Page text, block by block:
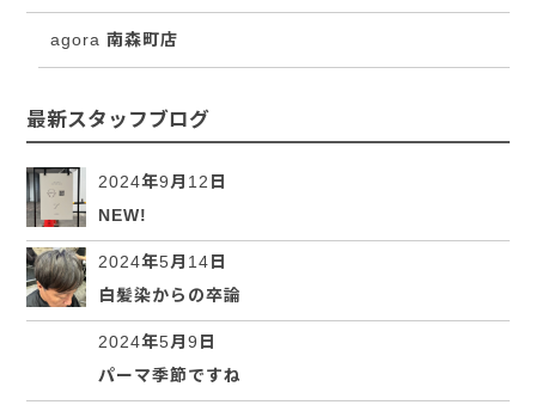
agora 南森町店
最新スタッフブログ
2024年9月12日
NEW!
2024年5月14日
白髪染からの卒論
2024年5月9日
パーマ季節ですね